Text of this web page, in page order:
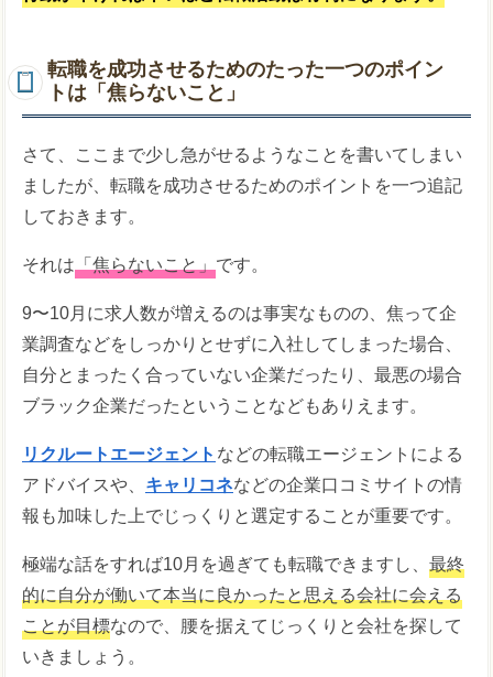
転職を成功させるためのたった一つのポイン
トは「焦らないこと」
さて、ここまで少し急がせるようなことを書いてしまい
ましたが、転職を成功させるためのポイントを一つ追記
しておきます。
それは 「焦らないこと」 です。
9〜10月に求人数が増えるのは事実なものの、焦って企
業調査などをしっかりとせずに入社してしまった場合、
自分とまったく合っていない企業だったり、最悪の場合
ブラック企業だったということなどもありえます。
リクルートエージェント などの転職エージェントによる
アドバイスや、 キャリコネなどの企業口コミサイトの情
報も加味した上でじっくりと選定することが重要です。
極端な話をすれば10月を過ぎても転職できますし、 最終
的に自分が働いて本当に良かったと思える会社に会える
ことが目標なので、腰を据えてじっくりと会社を探して
いきましょう。